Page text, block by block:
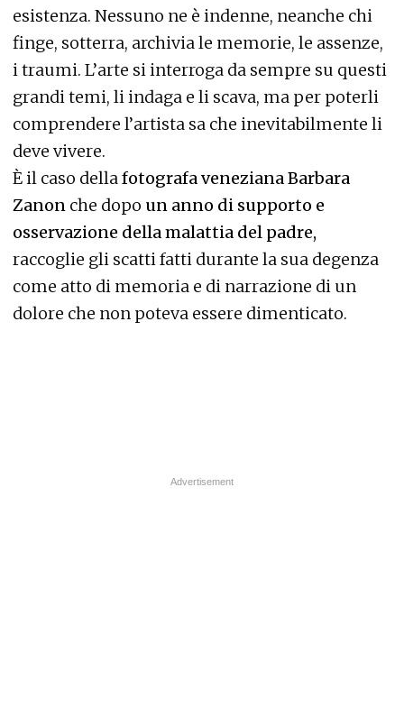
esistenza. Nessuno ne è indenne, neanche chi
finge, sotterra, archivia le memorie, le assenze,
i traumi. L’arte si interroga da sempre su questi
grandi temi, li indaga e li scava, ma per poterli
comprendere l’artista sa che inevitabilmente li
deve vivere.
È il caso della fotografa veneziana Barbara
Zanon che dopo un anno di supporto e
osservazione della malattia del padre,
raccoglie gli scatti fatti durante la sua degenza
come atto di memoria e di narrazione di un
dolore che non poteva essere dimenticato.